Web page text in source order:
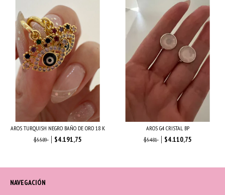
AROS TURQUISH NEGRO BAÑO DE ORO 18 K
$5.589
$4.191,75
AROS G4 CRISTAL BP
$5.481
$4.110,75
NAVEGACIÓN